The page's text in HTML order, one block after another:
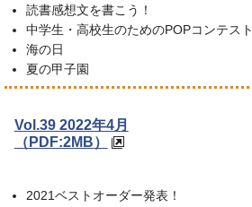
読書感想文を書こう！
中学生・高校生のためのPOPコンテスト
海の日
夏の甲子園
Vol.39 2022年4月
（PDF:2MB）
2021ベストオーダー発表！